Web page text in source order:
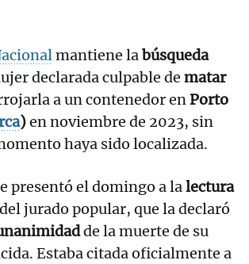
mantiene labúsqueda
declarada culpable de matar
a un contenedor enPorto
)en noviembre de 2023, sin
haya sido localizada.
presentó el domingo a lalectura
del jurado popular, que la declaró
de la muerte de su
Estaba citada oficialmente a